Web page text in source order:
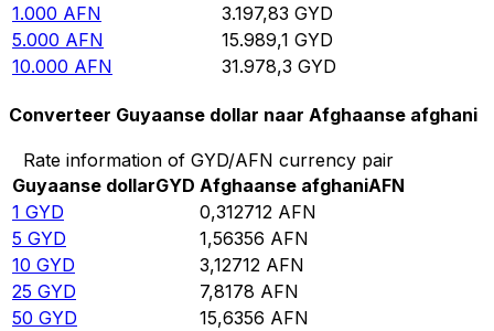
1.000 AFN 3.197,83 GYD
5.000 AFN 15.989,1 GYD
10.000 AFN 31.978,3 GYD
Converteer Guyaanse dollar naar Afghaanse afghani
Rate information of GYD/AFN currency pair
Guyaanse dollarGYD Afghaanse afghaniAFN
1 GYD 0,312712 AFN
5 GYD 1,56356 AFN
10 GYD 3,12712 AFN
25 GYD 7,8178 AFN
50 GYD 15,6356 AFN